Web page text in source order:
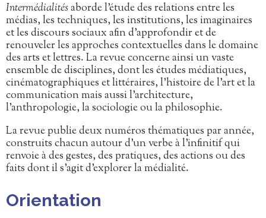
Intermédialitésaborde l’étude des relations entre les
médias, les techniques, les institutions, les imaginaires
et les discours sociaux afin d’approfondir et de
renouveler les approches contextuelles dans le domaine
des arts et lettres. La revue concerne ainsi un vaste
ensemble de disciplines, dont les études médiatiques,
cinématographiques et littéraires, l’histoire de l’art et la
communication mais aussi l’architecture,
l’anthropologie, la sociologie ou la philosophie.
La revue publie deux numéros thématiques par année,
construits chacun autour d’un verbe à l’infinitif qui
renvoie à des gestes, des pratiques, des actions ou des
faits dont il s’agit d’explorer la médialité.
Orientation